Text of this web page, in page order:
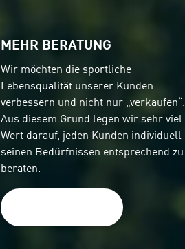
MEHR BERATUNG
Wir möchten die sportliche
Lebensqualität unserer Kunden
verbessern und nicht nur „verkaufen“.
Aus diesem Grund legen wir sehr viel
Wert darauf, jeden Kunden individuell
seinen Bedürfnissen entsprechend zu
beraten.